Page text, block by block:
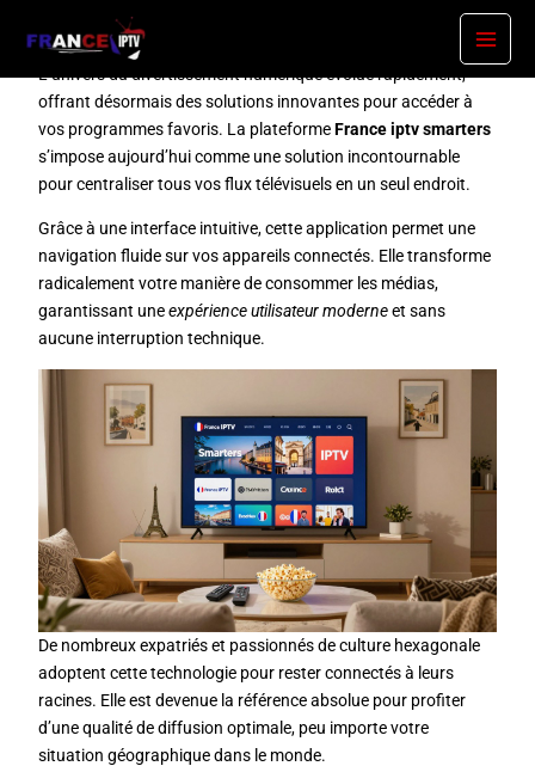
France IPTV Smarters – Abonnement IPTV Compatible IPTV
Smarters Pro
L’univers du divertissement numérique évolue rapidement,
offrant désormais des solutions innovantes pour accéder à
vos programmes favoris. La plateformeFrance iptv smarters
s’impose aujourd’hui comme une solution incontournable
pour centraliser tous vos flux télévisuels en un seul endroit.
Grâce à une interface intuitive, cette application permet une
navigation fluide sur vos appareils connectés. Elle transforme
radicalement votre manière de consommer les médias,
garantissant uneexpérience utilisateur moderneet sans
aucune interruption technique.
De nombreux expatriés et passionnés de culture hexagonale
adoptent cette technologie pour rester connectés à leurs
racines. Elle est devenue la référence absolue pour profiter
d’une qualité de diffusion optimale, peu importe votre
situation géographique dans le monde.